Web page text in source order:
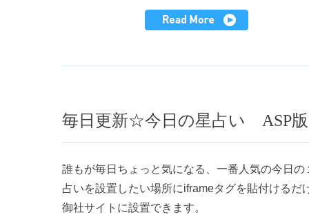
毎日更新☆今日の星占い
誰もが毎日ちょっと気になる、一番人気の今日
占いを設置したい場所にiframeタグを貼付ける
御社サイトに設置できます。